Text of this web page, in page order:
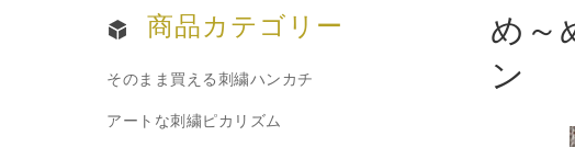
め～
ン
商品カテゴリー
そのまま買える刺繍ハンカチ
アートな刺繍ピカリズム